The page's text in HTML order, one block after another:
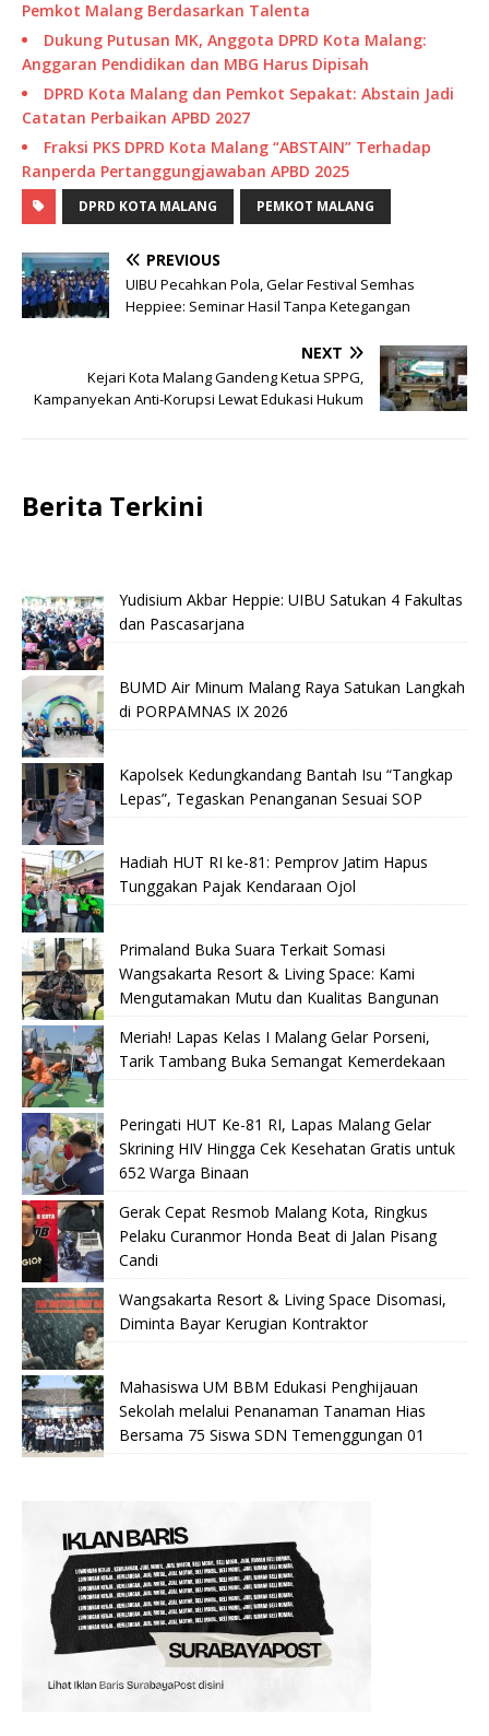
Pemkot Malang Berdasarkan Talenta
Dukung Putusan MK, Anggota DPRD Kota Malang:
Anggaran Pendidikan dan MBG Harus Dipisah
DPRD Kota Malang dan Pemkot Sepakat: Abstain Jadi
Catatan Perbaikan APBD 2027
Fraksi PKS DPRD Kota Malang “ABSTAIN” Terhadap
Ranperda Pertanggungjawaban APBD 2025
DPRD KOTA MALANG PEMKOT MALANG
PREVIOUS
UIBU Pecahkan Pola, Gelar Festival Semhas
Heppiee: Seminar Hasil Tanpa Ketegangan
NEXT
Kejari Kota Malang Gandeng Ketua SPPG,
Kampanyekan Anti-Korupsi Lewat Edukasi Hukum
Berita Terkini
Yudisium Akbar Heppie: UIBU Satukan 4 Fakultas
dan Pascasarjana
BUMD Air Minum Malang Raya Satukan Langkah
di PORPAMNAS IX 2026
Kapolsek Kedungkandang Bantah Isu “Tangkap
Lepas”, Tegaskan Penanganan Sesuai SOP
Hadiah HUT RI ke-81: Pemprov Jatim Hapus
Tunggakan Pajak Kendaraan Ojol
Primaland Buka Suara Terkait Somasi
Wangsakarta Resort & Living Space: Kami
Mengutamakan Mutu dan Kualitas Bangunan
Meriah! Lapas Kelas I Malang Gelar Porseni,
Tarik Tambang Buka Semangat Kemerdekaan
Peringati HUT Ke-81 RI, Lapas Malang Gelar
Skrining HIV Hingga Cek Kesehatan Gratis untuk
652 Warga Binaan
Gerak Cepat Resmob Malang Kota, Ringkus
Pelaku Curanmor Honda Beat di Jalan Pisang
Candi
Wangsakarta Resort & Living Space Disomasi,
Diminta Bayar Kerugian Kontraktor
Mahasiswa UM BBM Edukasi Penghijauan
Sekolah melalui Penanaman Tanaman Hias
Bersama 75 Siswa SDN Temenggungan 01